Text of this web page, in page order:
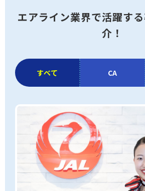
エアライン業界で活躍する
介！
すべて CA